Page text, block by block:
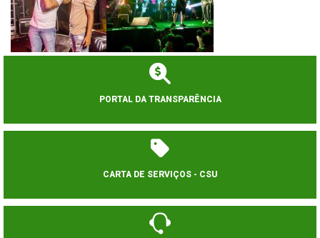
PORTAL DA TRANSPARÊNCIA
CARTA DE SERVIÇOS - CSU